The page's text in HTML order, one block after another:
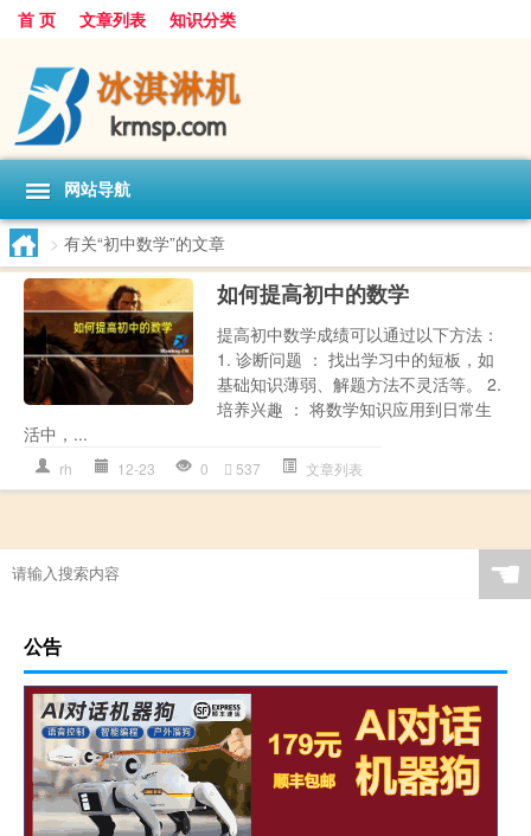
首 页 文章列表 知识分类
网站导航
> 有关“初中数学”的文章
如何提高初中的数学
提高初中数学成绩可以通过以下方法：
1. 诊断问题 ： 找出学习中的短板，如
基础知识薄弱、解题方法不灵活等。 2.
培养兴趣 ： 将数学知识应用到日常生
活中，...
rh 12-23 0 537 文章列表
☚
公告